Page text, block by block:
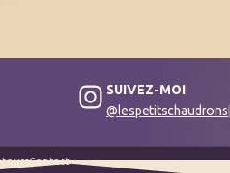
SUIVEZ-MOI
@lespetitschaudrons
Contact